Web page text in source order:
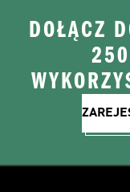
DOŁĄCZ
250